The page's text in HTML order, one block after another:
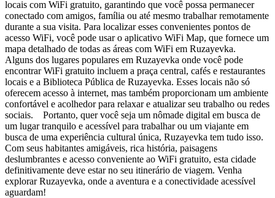
locais com WiFi gratuito, garantindo que você possa permanecer
conectado com amigos, família ou até mesmo trabalhar remotamente
durante a sua visita. Para localizar esses convenientes pontos de
acesso WiFi, você pode usar o aplicativo WiFi Map, que fornece um
mapa detalhado de todas as áreas com WiFi em Ruzayevka.
Alguns dos lugares populares em Ruzayevka onde você pode
encontrar WiFi gratuito incluem a praça central, cafés e restaurantes
locais e a Biblioteca Pública de Ruzayevka. Esses locais não só
oferecem acesso à internet, mas também proporcionam um ambiente
confortável e acolhedor para relaxar e atualizar seu trabalho ou redes
sociais. Portanto, quer você seja um nômade digital em busca de
um lugar tranquilo e acessível para trabalhar ou um viajante em
busca de uma experiência cultural única, Ruzayevka tem tudo isso.
Com seus habitantes amigáveis, rica história, paisagens
deslumbrantes e acesso conveniente ao WiFi gratuito, esta cidade
definitivamente deve estar no seu itinerário de viagem. Venha
explorar Ruzayevka, onde a aventura e a conectividade acessível
aguardam!